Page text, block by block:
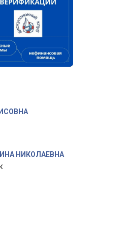
НИКОЛАЕВНА